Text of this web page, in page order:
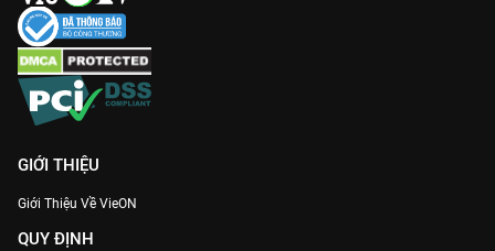
GIỚI THIỆU
Giới Thiệu Về VieON
QUY ĐỊNH